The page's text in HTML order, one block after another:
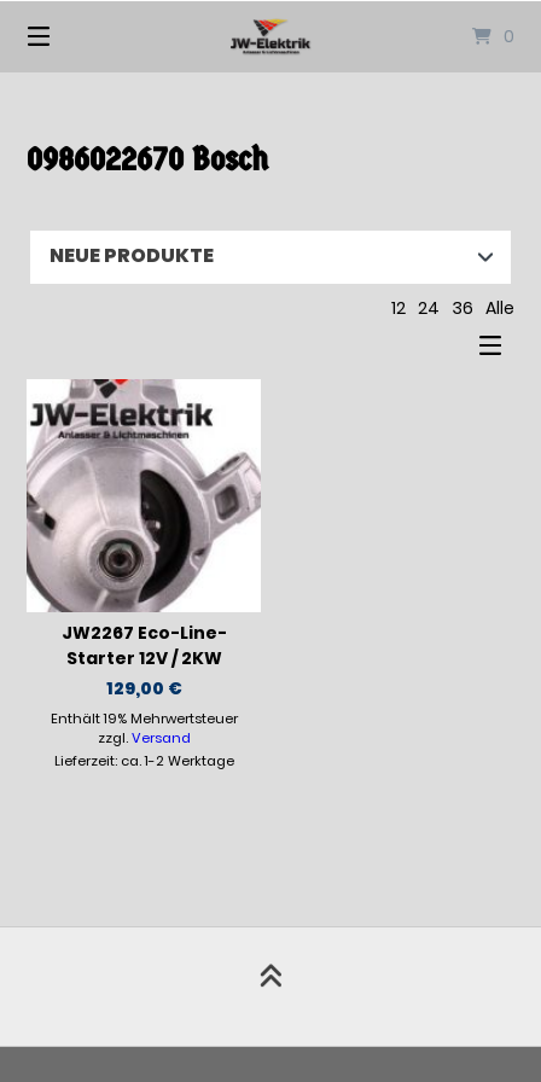
0
0986022670 Bosch
12 24 36 Alle
JW2267 Eco-Line-
Starter 12V / 2KW
129,00 €
Enthält 19% Mehrwertsteuer
zzgl.Versand
Lieferzeit: ca. 1-2 Werktage